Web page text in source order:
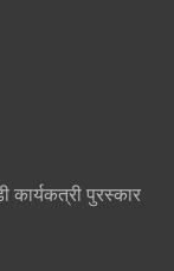
कार्यकत्री पुरस्कार